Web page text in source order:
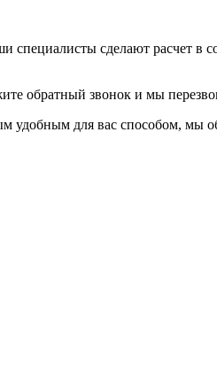
специалисты сделают расчет
обратный звонок и мы
удобным для вас способом, мы